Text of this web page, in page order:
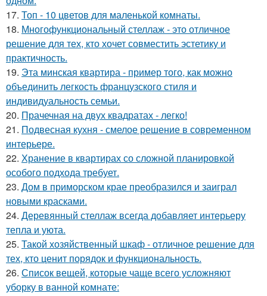
17. Топ - 10 цветов для маленькой комнаты.
18. Многофункциональный стеллаж - это отличное
решение для тех, кто хочет совместить эстетику и
практичность.
19. Эта минская квартира - пример того, как можно
объединить легкость французского стиля и
индивидуальность семьи.
20. Прачечная на двух квадратах - легко!
21. Подвесная кухня - смелое решение в современном
интерьере.
22. Хранение в квартирах со сложной планировкой
особого подхода требует.
23. Дом в приморском крае преобразился и заиграл
новыми красками.
24. Деревянный стеллаж всегда добавляет интерьеру
тепла и уюта.
25. Такой хозяйственный шкаф - отличное решение для
тех, кто ценит порядок и функциональность.
26. Список вещей, которые чаще всего усложняют
уборку в ванной комнате: